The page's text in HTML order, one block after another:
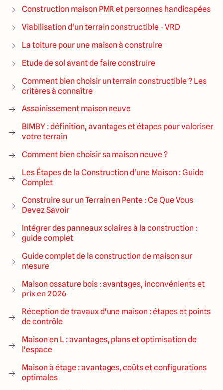
Construction maison PMR et personnes handicapées
Viabilisation d'un terrain constructible - VRD
La toiture pour une maison à construire
Etude de sol avant de faire construire
Comment bien choisir un terrain constructible ? Les
critères à connaître
Assainissement maison neuve
BIMBY : définition, avantages et étapes pour valoriser
votre terrain
Comment bien choisir sa maison neuve ?
Les Étapes de la Construction d'une Maison : Guide
Complet
Construire sur un Terrain en Pente : Ce Que Vous
Devez Savoir
Intégrer des panneaux solaires à la construction :
guide complet
Guide complet de la construction de maison sur
mesure
Maison ossature bois : avantages, inconvénients et
prix en 2026
Réception de travaux d'une maison : étapes et points
de contrôle
Maison en L : avantages, plans et optimisation de
l'espace
Maison à étage : avantages, coûts et configurations
optimales